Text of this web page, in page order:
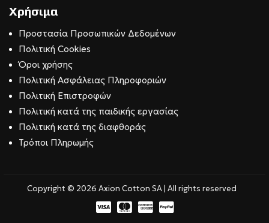
Χρήσιμα
Προστασία Προσωπικών Δεδομένων
Πολιτική Cookies
Όροι χρήσης
Πολιτική Ασφάλειας Πληροφοριών
Πολιτική Επιστροφών
Πολιτική κατά της παιδικής εργασίας
Πολιτική κατά της διαφθοράς
Τρόποι Πληρωμής
Copyright © 2026 Axion Cotton SA | All rights reserved